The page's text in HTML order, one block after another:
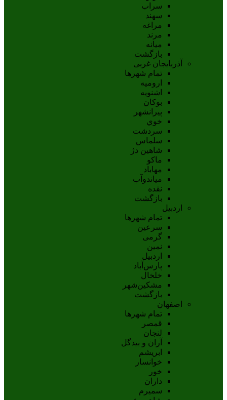
سراب
سهند
مراغه
مرند
ميانه
بازگشت
آذربایجان غربی
تمام شهر‌ها
اروميه
اشنويه
بوکان
پيرانشهر
خوي
سردشت
سلماس
شاهين دژ
ماکو
مهاباد
مياندوآب
نقده
بازگشت
اردبیل
تمام شهر‌ها
سرعین
گرمی
نمین
اردبيل
پارس‌آباد
خلخال
مشکين‌شهر
بازگشت
اصفهان
تمام شهر‌ها
قمصر
لنجان
آران و بیدگل
ابریشم
خوانسار
خور
داران
سمیرم